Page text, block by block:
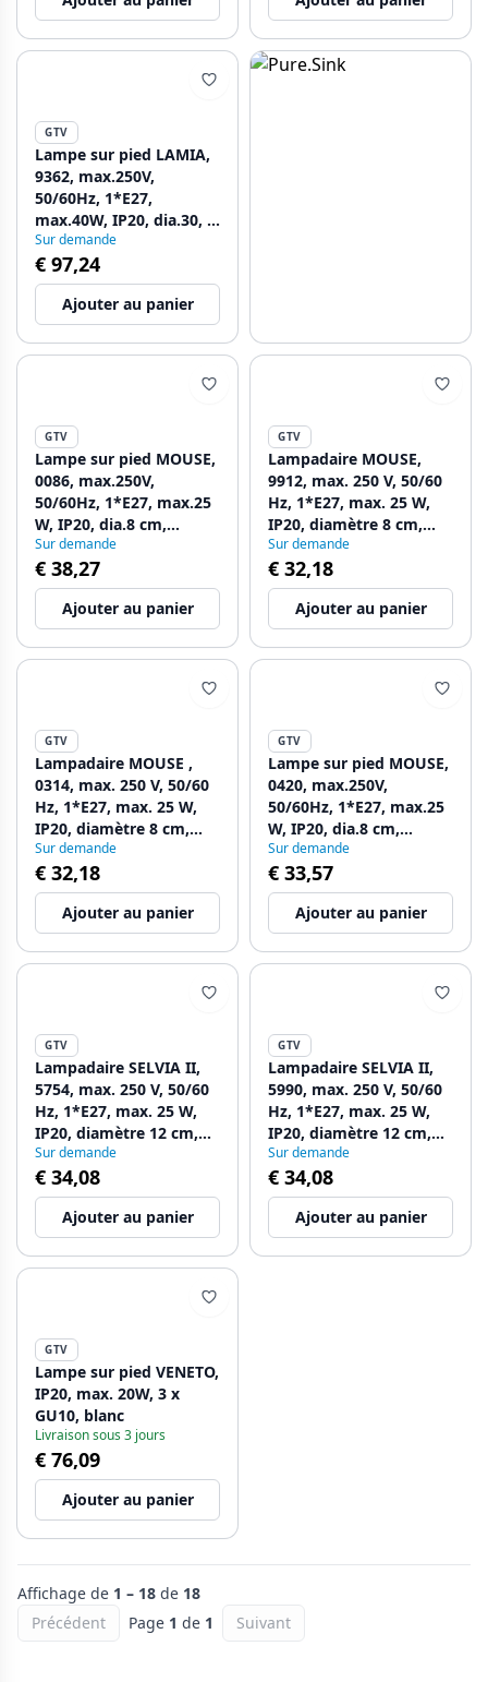
GTV
Lampe sur pied LAMIA,
9362, max.250V,
50/60Hz, 1*E27,
max.40W, IP20, dia.30, 6
cm, noir/or
Sur demande
€ 97,24
Ajouter au panier
GTV
Lampe sur pied MOUSE,
0086, max.250V,
50/60Hz, 1*E27, max.25
W, IP20, dia.8 cm,
noir/or
Sur demande
€ 38,27
Ajouter au panier
GTV
Lampadaire MOUSE,
9912, max. 250 V, 50/60
Hz, 1*E27, max. 25 W,
IP20, diamètre 8 cm,
rose
Sur demande
€ 32,18
Ajouter au panier
GTV
Lampadaire MOUSE ,
0314, max. 250 V, 50/60
Hz, 1*E27, max. 25 W,
IP20, diamètre 8 cm,
bleu
Sur demande
€ 32,18
Ajouter au panier
GTV
Lampe sur pied MOUSE,
0420, max.250V,
50/60Hz, 1*E27, max.25
W, IP20, dia.8 cm,
marine/jaune
Sur demande
€ 33,57
Ajouter au panier
GTV
Lampadaire SELVIA II,
5754, max. 250 V, 50/60
Hz, 1*E27, max. 25 W,
IP20, diamètre 12 cm,
noir/doré
Sur demande
€ 34,08
Ajouter au panier
GTV
Lampadaire SELVIA II,
5990, max. 250 V, 50/60
Hz, 1*E27, max. 25 W,
IP20, diamètre 12 cm,
bleu marine
Sur demande
€ 34,08
Ajouter au panier
GTV
Lampe sur pied VENETO,
IP20, max. 20W, 3 x
GU10, blanc
Livraison sous 3 jours
€ 76,09
Ajouter au panier
Affichage de 1 – 18 de 18
Précédent
Page 1 de 1 Suivant